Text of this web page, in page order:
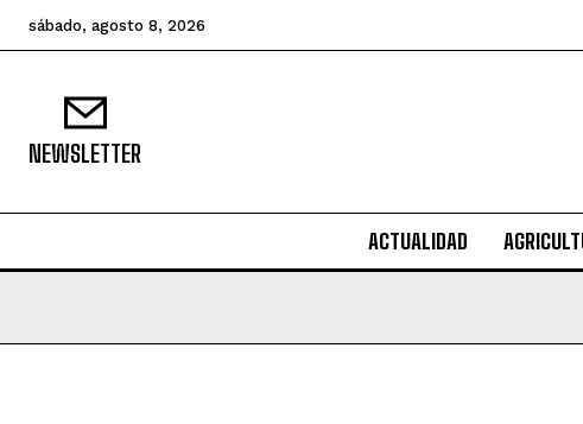
sábado, agosto 8, 2026
NEWSLETTER
ACTUALIDAD